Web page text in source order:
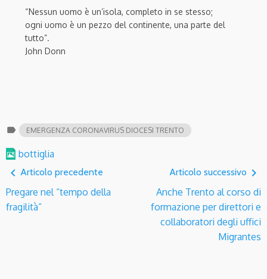
“Nessun uomo è un’isola, completo in se stesso;
ogni uomo è un pezzo del continente, una parte del
tutto”.
John Donn
label EMERGENZA CORONAVIRUS DIOCESI TRENTO
bottiglia
navigate_before Articolo precedente
Pregare nel “tempo della
fragilità”
Articolo successivo navigate_next
Anche Trento al corso di
formazione per direttori e
collaboratori degli uffici
Migrantes